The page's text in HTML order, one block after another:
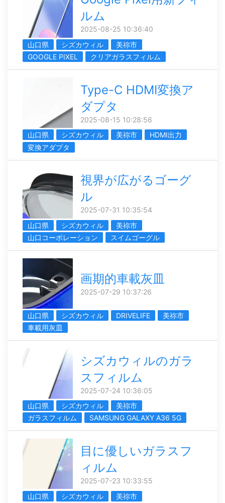
ルム
2025-08-25 10:36:40
山口県
シズカウィル
美祢市
GOOGLE PIXEL
クリアガラスフィルム
Type-C HDMI変換ア
ダプタ
2025-08-15 10:28:56
山口県
シズカウィル 美祢市
HDMI出力
変換アダプタ
視界が広がるゴーグ
ル
2025-07-31 10:35:54
山口県
シズカウィル
美祢市
山口コーポレーション
スイムゴーグル
画期的車載灰皿
2025-07-29 10:37:26
山口県 シズカウィル DRIVELIFE
美祢市
車載用灰皿
シズカウィルのガラ
スフィルム
2025-07-24 10:36:05
山口県
シズカウィル
美祢市
ガラスフィルム
SAMSUNG GALAXY A36 5G
目に優しいガラスフ
ィルム
2025-07-23 10:33:55
山口県
シズカウィル
美祢市